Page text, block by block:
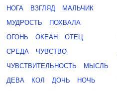
НОГА
ВЗГЛЯД
МАЛЬЧИК
МУДРОСТЬ
ПОХВАЛА
ОГОНЬ
ОКЕАН
ОТЕЦ
СРЕДА
ЧУВСТВО
ЧУВСТВИТЕЛЬНОСТЬ
МЫСЛЬ
ДЕВА
КОЛ ДОЧЬ
НОЧЬ